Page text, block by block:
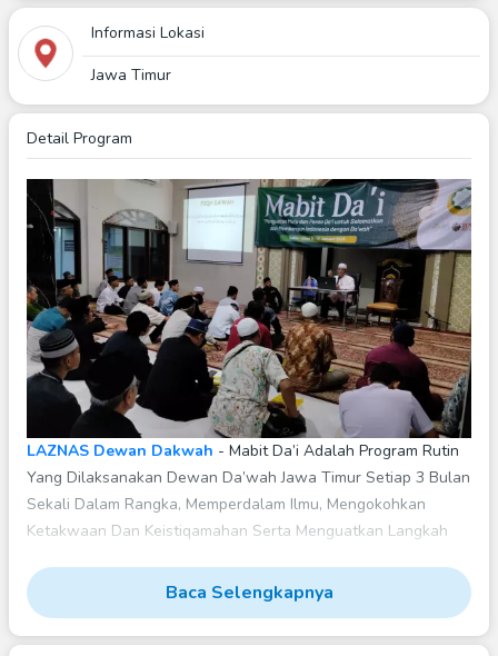
Informasi Lokasi
Jawa Timur
Detail Program
LAZNAS Dewan Dakwah - Mabit Da’i Adalah Program Rutin
Yang Dilaksanakan Dewan Da’wah Jawa Timur Setiap 3 Bulan
Sekali Dalam Rangka, Memperdalam Ilmu, Mengokohkan
Ketakwaan Dan Keistiqamahan Serta Menguatkan Langkah
Para Da’i, Pejuang Di Jalan Allah, Yang Mengorbankan Waktu,
Baca Selengkapnya